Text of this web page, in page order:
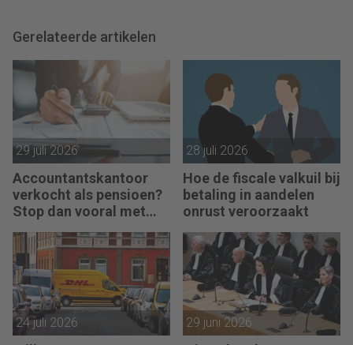
Gerelateerde artikelen
29 juli 2026
Accountantskantoor
verkocht als pensioen?
Stop dan vooral met
28 juli 2026
Hoe de fiscale valkuil bij
betaling in aandelen
onrust veroorzaakt
24 juli 2026 29 juni 2026